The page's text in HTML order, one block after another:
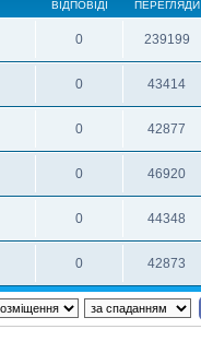
ВІДПОВІДІ ПЕРЕГЛЯДИ
0 239199
0 43414
0 42877
0 46920
0 44348
0 42873